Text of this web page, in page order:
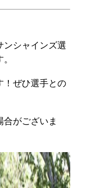
ンシャインズ選
！ぜひ選手との
がございま